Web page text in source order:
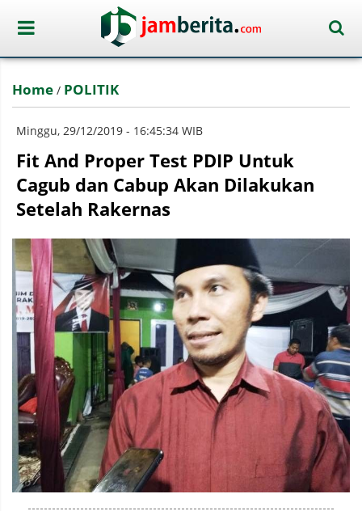
Home / POLITIK
Minggu, 29/12/2019 - 16:45:34 WIB
Fit And Proper Test PDIP Untuk
Cagub dan Cabup Akan Dilakukan
Setelah Rakernas